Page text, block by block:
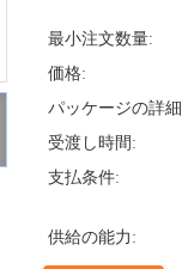
最小注文数量:
価格:
パッケージの詳
受渡し時間:
支払条件:
供給の能力: